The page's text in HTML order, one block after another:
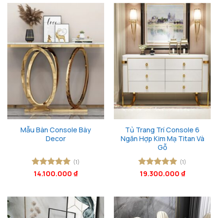
Mẫu Bàn Console Bày
Decor
Được xếp
(1)
14.100.000 ₫
Tủ Trang Trí Console 6
Ngăn Hợp Kim Mạ Titan Và
Gỗ
Được xếp
(1)
19.300.000 ₫